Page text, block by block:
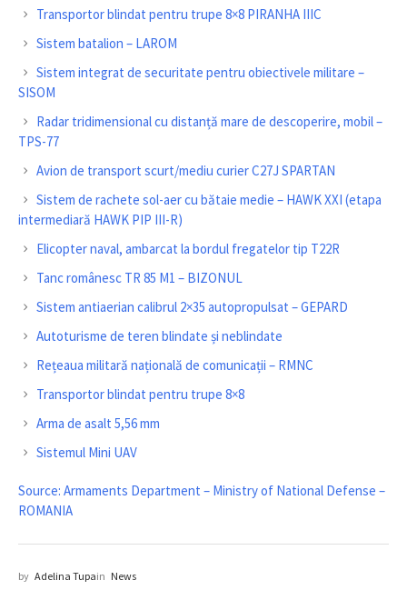
Transportor blindat pentru trupe 8×8 PIRANHA IIIC
Sistem batalion – LAROM
Sistem integrat de securitate pentru obiectivele militare –
SISOM
Radar tridimensional cu distanță mare de descoperire, mobil –
TPS-77
Avion de transport scurt/mediu curier C27J SPARTAN
Sistem de rachete sol-aer cu bătaie medie – HAWK XXI (etapa
intermediară HAWK PIP III-R)
Elicopter naval, ambarcat la bordul fregatelor tip T22R
Tanc românesc TR 85 M1 – BIZONUL
Sistem antiaerian calibrul 2×35 autopropulsat – GEPARD
Autoturisme de teren blindate și neblindate
Rețeaua militară națională de comunicații – RMNC
Transportor blindat pentru trupe 8×8
Arma de asalt 5,56 mm
Sistemul Mini UAV
Source: Armaments Department – Ministry of National Defense –
ROMANIA
by Adelina Tupain News